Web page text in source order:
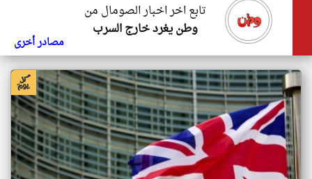
تابع اخر اخبار الصومال من
وطن يغرد خارج السرب
مصادر أخرى